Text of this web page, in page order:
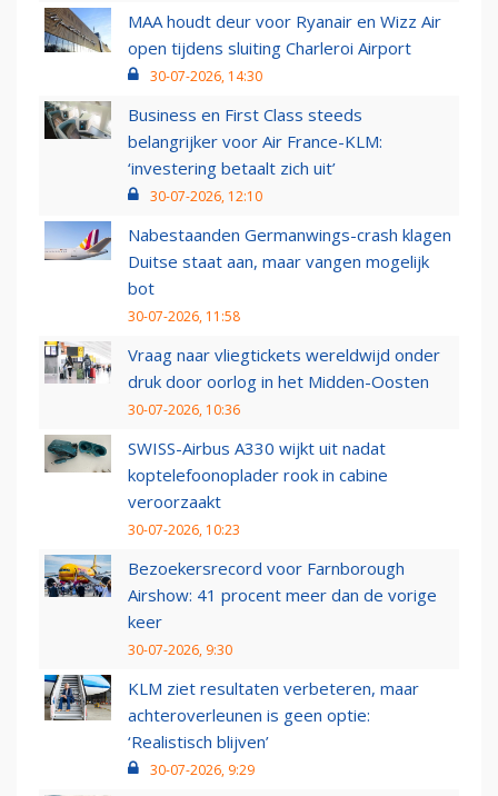
MAA houdt deur voor Ryanair en Wizz Air
open tijdens sluiting Charleroi Airport
30-07-2026, 14:30
Business en First Class steeds
belangrijker voor Air France-KLM:
‘investering betaalt zich uit’
30-07-2026, 12:10
Nabestaanden Germanwings-crash klagen
Duitse staat aan, maar vangen mogelijk
bot
30-07-2026, 11:58
Vraag naar vliegtickets wereldwijd onder
druk door oorlog in het Midden-Oosten
30-07-2026, 10:36
SWISS-Airbus A330 wijkt uit nadat
koptelefoonoplader rook in cabine
veroorzaakt
30-07-2026, 10:23
Bezoekersrecord voor Farnborough
Airshow: 41 procent meer dan de vorige
keer
30-07-2026, 9:30
KLM ziet resultaten verbeteren, maar
achteroverleunen is geen optie:
‘Realistisch blijven’
30-07-2026, 9:29